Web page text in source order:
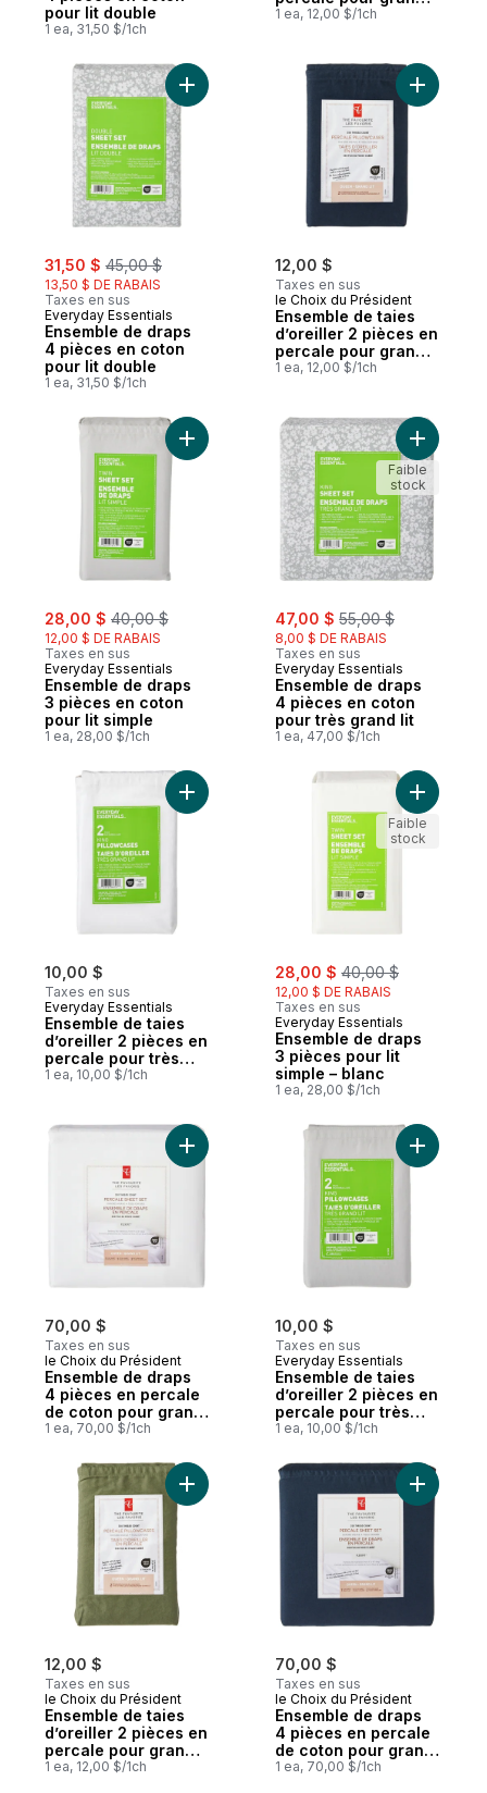
pour lit double
1 ea, 31,50 $/1ch
lit
1 ea, 12,00 $/1ch
sale:
31,50 $ , formerly:
45,00 $
13,50 $ DE RABAIS
Taxes en sus
Everyday Essentials
Ensemble de draps
4 pièces en coton
pour lit double
1 ea, 31,50 $/1ch
Ajouter Ensemble de draps 4 pièces en
12,00 $
Taxes en sus
le Choix du Président
Ensemble de taies
d’oreiller 2 pièces en
percale pour grand
lit
1 ea, 12,00 $/1ch
Ajouter
sale:
28,00 $ , formerly:
40,00 $
12,00 $ DE RABAIS
Taxes en sus
Everyday Essentials
Ensemble de draps
3 pièces en coton
pour lit simple
1 ea, 28,00 $/1ch
Ajouter Ensemble de draps 3 pièces en
sale:
47,00 $ , formerly:
55,00 $
8,00 $ DE RABAIS
Taxes en sus
Everyday Essentials
Ensemble de draps
4 pièces en coton
pour très grand lit
1 ea, 47,00 $/1ch
Ajouter
Faible
stock
10,00 $
Taxes en sus
Everyday Essentials
Ensemble de taies
d’oreiller 2 pièces en
percale pour très
grand lit
1 ea, 10,00 $/1ch
Ajouter Ensemble de taies d’oreiller 2
sale:
28,00 $ , formerly:
40,00 $
12,00 $ DE RABAIS
Taxes en sus
Everyday Essentials
Ensemble de draps
3 pièces pour lit
simple – blanc
1 ea, 28,00 $/1ch
Ajouter
Faible
stock
70,00 $
Taxes en sus
le Choix du Président
Ensemble de draps
4 pièces en percale
de coton pour grand
lit
1 ea, 70,00 $/1ch
Ajouter Ensemble de draps 4 pièces en
10,00 $
Taxes en sus
Everyday Essentials
Ensemble de taies
d’oreiller 2 pièces en
percale pour très
grand lit
1 ea, 10,00 $/1ch
Ajouter
12,00 $
Taxes en sus
le Choix du Président
Ensemble de taies
d’oreiller 2 pièces en
percale pour grand
lit
1 ea, 12,00 $/1ch
Ajouter Ensemble de taies d’oreiller 2
70,00 $
Taxes en sus
le Choix du Président
Ensemble de draps
4 pièces en percale
de coton pour grand
lit
1 ea, 70,00 $/1ch
Ajouter